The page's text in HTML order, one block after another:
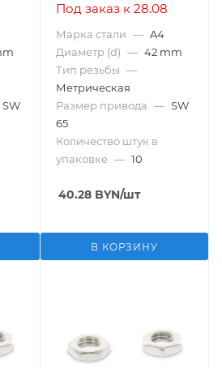
SW
Под заказ к 28.08
Марка стали — A4
Диаметр (d) — 42 mm
Тип резьбы —
Метрическая
Размер привода — SW
65
Количество штук в
упаковке — 10
40.28 BYN/шт
В КОРЗИНУ